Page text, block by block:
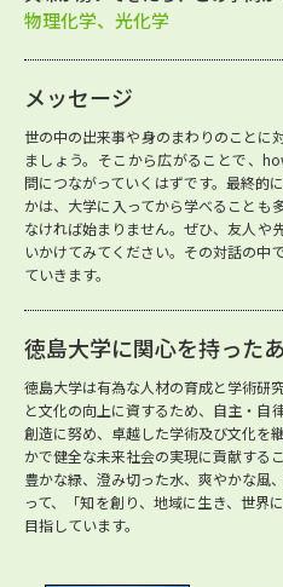
物理化学、光化学
メッセージ
世の中の出来事や身のまわりのことに
ましょう。そこから広がることで、
問につながっていくはずです。最終的
かは、大学に入ってから学べることも
なければ始まりません。ぜひ、友人や
いかけてみてください。その対話の中
ていきます。
徳島大学に関心を持った
徳島大学は有為な人材の育成と学術研
と文化の向上に資するため、自主・自
創造に努め、卓越した学術及び文化を
かで健全な未来社会の実現に貢献する
豊かな緑、澄み切った水、爽やかな風
って、「知を創り、地域に生き、世界
目指しています。